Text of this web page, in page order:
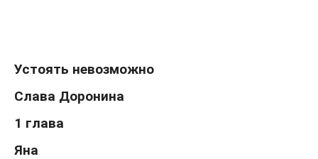
Устоять невозможно
Слава Доронина
1 глава
Яна